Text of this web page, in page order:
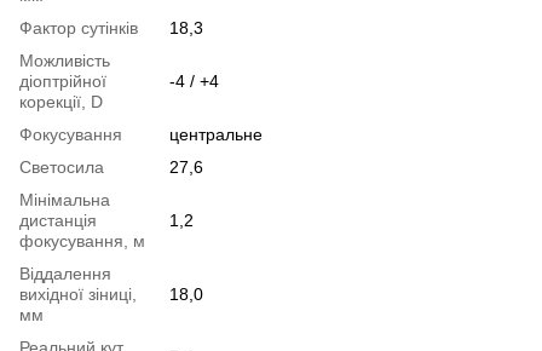
Фактор сутінків
18,3
Можливість
діоптрійної
корекції, D
-4 / +4
Фокусування
центральне
Светосила
27,6
Мінімальна
дистанція
фокусування, м
1,2
Віддалення
вихідної зіниці,
мм
18,0